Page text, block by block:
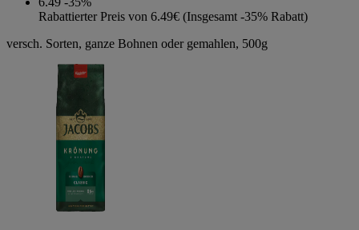
Rabattierter Preis von 6.49€ (Insgesamt -35% Rabatt)
versch. Sorten, ganze Bohnen oder gemahlen, 500g